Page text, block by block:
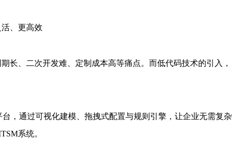
、更高效
、二次开发难、定制成本高等痛点。而低代码技术的引入，
通过可视化建模、拖拽式配置与规则引擎，让企业无需复杂
系统。